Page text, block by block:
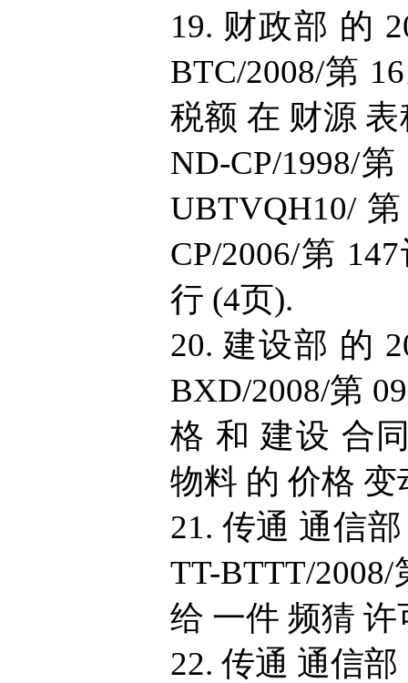
19. 财政部 的
BTC/2008/第
税额 在 财源
ND-CP/1998/
UBTVQH10/
CP/2006/第
行 (4页).
20. 建设部 的
BXD/2008/第
格 和 建设 合
物料 的 价格 变
21. 传通 通信
TT-BTTT/
给 一件 频猜 许
22. 传通 通信部